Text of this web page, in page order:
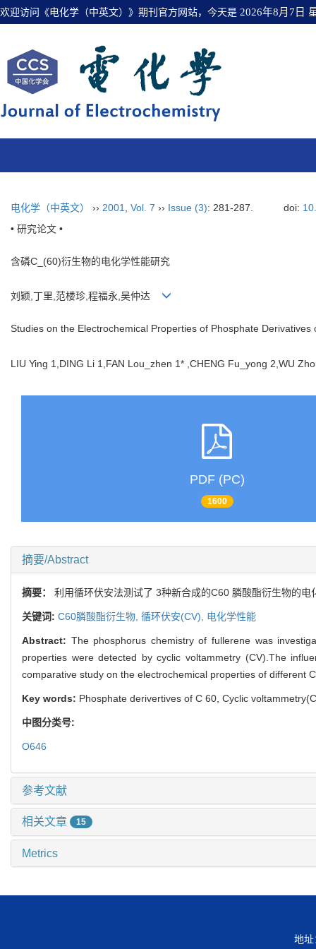
欢迎访问《电化学（中英文）》期刊官方网站，今天是 2026年8月7日
电化学（中英文） ›› 2001 Vol. 7 ›› Issue (3): 281-287. doi:
• 研究论文 •
含磷C_(60)衍生物的电化学性能研究
刘颖,丁里,范楼珍,程福永,吴仲达
Studies on the Electrochemical Properties of Phosphate Derivatives
LIU Ying 1,DING Li 1,FAN Lou_zhen 1* ,CHENG Fu_yong 2,WU
PDF (PC)
1600
摘要/Abstract
摘要： 利用循环伏安法测试了 3种新合成的C60 膦酸酯衍生物的
关键词: C60膦酸酯衍生物, 循环伏安(CV), 电化学性能
Abstract: The phosphorus chemistry of fullerene was
properties were detected by cyclic voltammetry (CV).The
comparative study on the electrochemical properties of different
Key words: Phosphate derivertives of C 60, Cyclic
中图分类号:
O646
参考文献
相关文章 15
Metrics
地